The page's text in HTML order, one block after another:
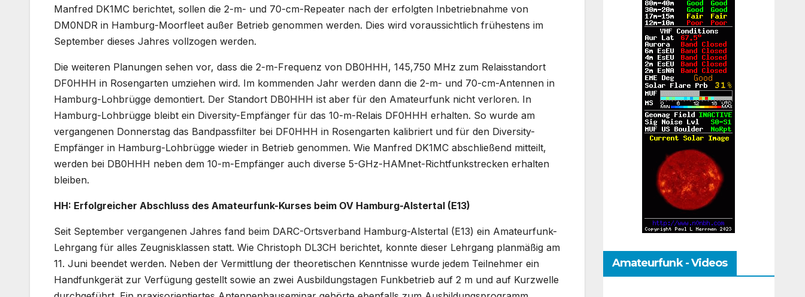
Manfred DK1MC berichtet, sollen die 2-m- und 70-cm-Repeater nach der erfolgten Inbetriebnahme von
DM0NDR in Hamburg-Moorfleet außer Betrieb genommen werden. Dies wird voraussichtlich frühestens im
September dieses Jahres vollzogen werden.
Die weiteren Planungen sehen vor, dass die 2-m-Frequenz von DB0HHH, 145,750 MHz zum Relaisstandort
DF0HHH in Rosengarten umziehen wird. Im kommenden Jahr werden dann die 2-m- und 70-cm-Antennen in
Hamburg-Lohbrügge demontiert. Der Standort DB0HHH ist aber für den Amateurfunk nicht verloren. In
Hamburg-Lohbrügge bleibt ein Diversity-Empfänger für das 10-m-Relais DF0HHH erhalten. So wurde am
vergangenen Donnerstag das Bandpassfilter bei DF0HHH in Rosengarten kalibriert und für den Diversity-
Empfänger in Hamburg-Lohbrügge wieder in Betrieb genommen. Wie Manfred DK1MC abschließend mitteilt,
werden bei DB0HHH neben dem 10-m-Empfänger auch diverse 5-GHz-HAMnet-Richtfunkstrecken erhalten
bleiben.
HH: Erfolgreicher Abschluss des Amateurfunk-Kurses beim OV Hamburg-Alstertal (E13)
Seit September vergangenen Jahres fand beim DARC-Ortsverband Hamburg-Alstertal (E13) ein Amateurfunk-
Lehrgang für alles Zeugnisklassen statt. Wie Christoph DL3CH berichtet, konnte dieser Lehrgang planmäßig am
11. Juni beendet werden. Neben der Vermittlung der theoretischen Kenntnisse wurde jedem Teilnehmer ein
Handfunkgerät zur Verfügung gestellt sowie an zwei Ausbildungstagen Funkbetrieb auf 2 m und auf Kurzwelle
Amateurfunk - Videos